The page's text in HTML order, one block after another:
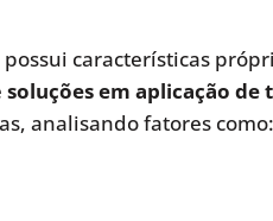
características
soluções em aplicação de
analisando fatores como: